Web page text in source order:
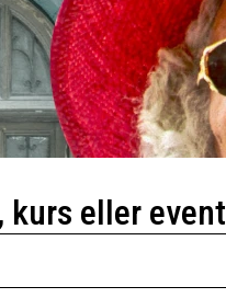
eller event